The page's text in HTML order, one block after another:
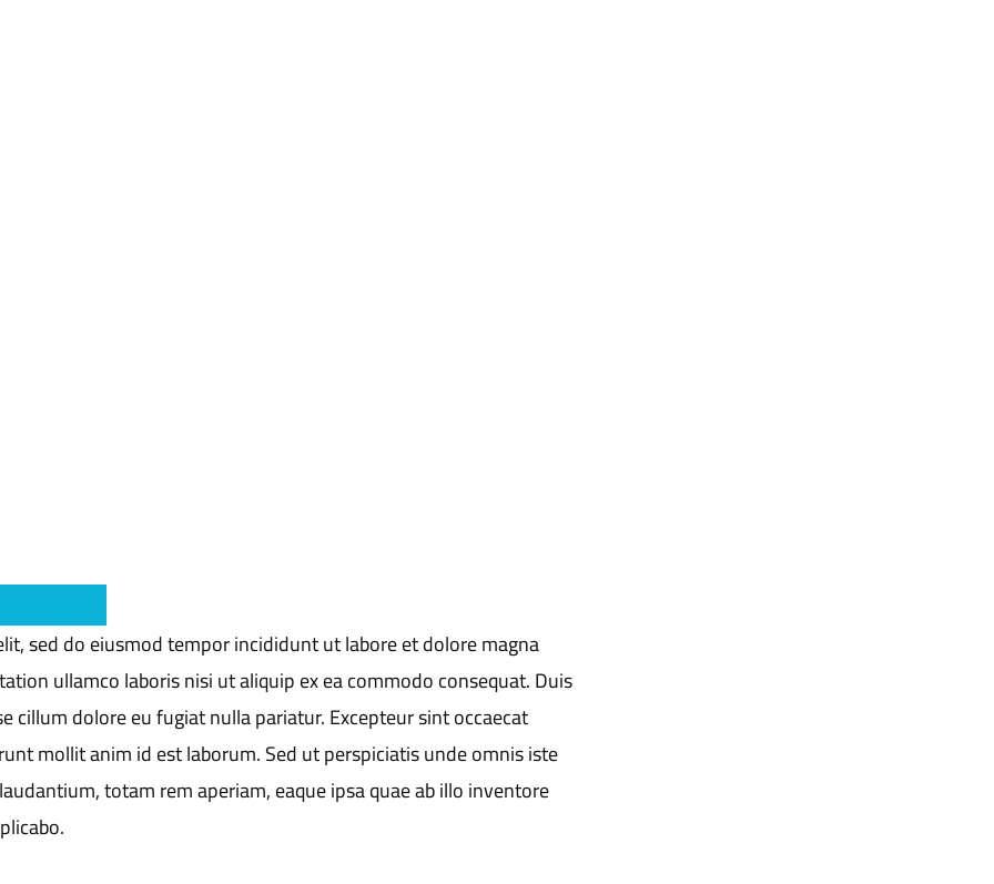
sed do eiusmod tempor incididunt ut labore et dolore magna
ullamco laboris nisi ut aliquip ex ea commodo consequat. Duis
dolore eu fugiat nulla pariatur. Excepteur sint occaecat
mollit anim id est laborum. Sed ut perspiciatis unde omnis iste
totam rem aperiam, eaque ipsa quae ab illo inventore